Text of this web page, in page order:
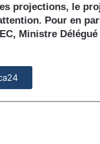
projections, le
Pour en
Ministre